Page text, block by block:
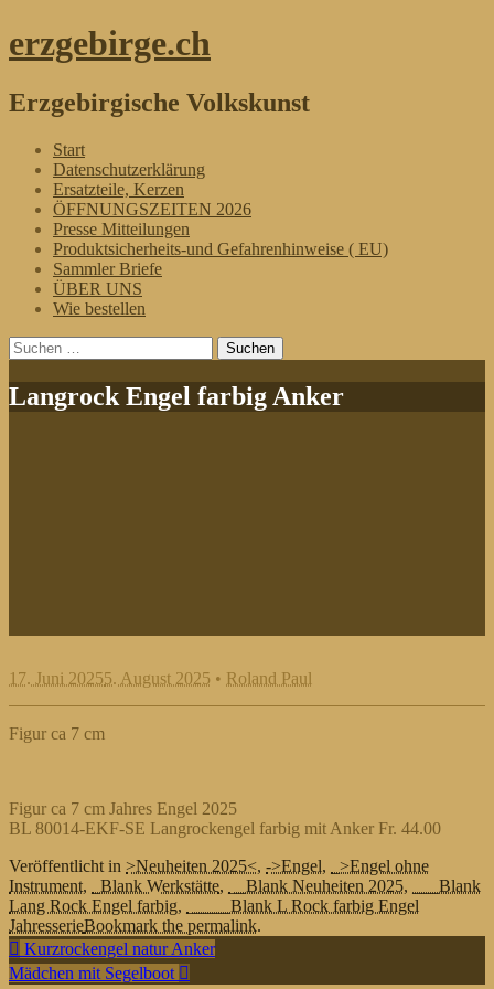
erzgebirge.ch
Erzgebirgische Volkskunst
Menü
Zum
Inhalt
springen
Start
Datenschutzerklärung
Ersatzteile, Kerzen
ÖFFNUNGSZEITEN 2026
Presse Mitteilungen
Produktsicherheits-und Gefahrenhinweise ( EU)
Sammler Briefe
ÜBER UNS
Wie bestellen
Suchen
nach:
Langrock Engel farbig Anker
17. Juni 20255. August 2025 • Roland Paul
Figur ca 7 cm
Figur ca 7 cm Jahres Engel 2025
BL 80014-EKF-SE Langrockengel farbig mit Anker Fr. 44.00
Veröffentlicht in >Neuheiten 2025<, ->Engel,
_>Engel ohne
Instrument, _Blank Werkstätte, __Blank Neuheiten 2025,
___Blank
Lang Rock Engel farbig,
_____Blank L Rock farbig Engel
JahresserieBookmark the permalink.
Beitragsnavigation
Kurzrockengel natur Anker
Mädchen mit Segelboot